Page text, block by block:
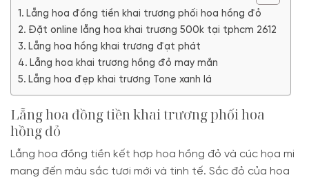
Lẵng hoa đồng tiền khai trương phối hoa hồng đỏ
Đặt online lẵng hoa khai trương 500k tại tphcm 2612
Lẵng hoa hồng khai trương đạt phát
Lẵng hoa khai trương hồng đỏ may mắn
Lẵng hoa đẹp khai trương Tone xanh lá
Lẵng hoa đồng tiền khai trương phối hoa
hồng đỏ
Lẵng hoa đồng tiền kết hợp hoa hồng đỏ và cúc họa mi
mang đến màu sắc tươi mới và tinh tế. Sắc đỏ của hoa